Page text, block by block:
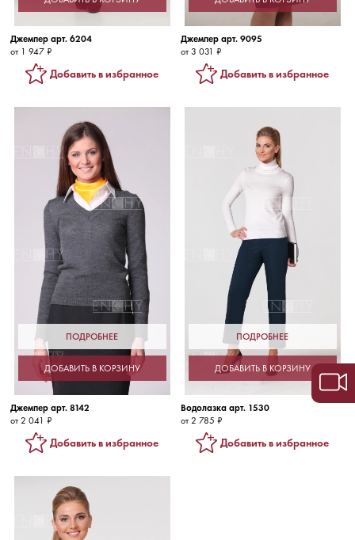
Джемпер арт. 6204
от 1 947 ₽
Добавить в избранное
Джемпер арт. 9095
от 3 031 ₽
Добавить в избранное
ПОДРОБНЕЕ
ДОБАВИТЬ В КОРЗИНУ
Джемпер арт. 8142
от 2 041 ₽
Добавить в избранное
ПОДРОБНЕЕ
ДОБАВИТЬ В КОРЗИНУ
Водолазка арт. 1530
от 2 785 ₽
Добавить в избранное